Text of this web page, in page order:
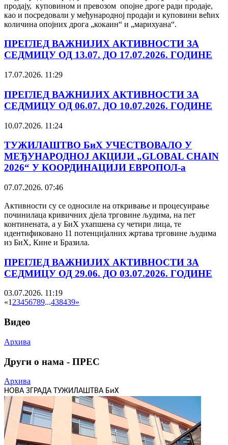
продају, куповином и превозом опојне дроге ради продаје,
као и посредовали у међународној продаји и куповини већих
количина опојних дрога „кокаин“ и „марихуана“.
ПРЕГЛЕД ВАЖНИЈИХ АКТИВНОСТИ ЗА
СЕДМИЦУ ОД 13.07. ДО 17.07.2026. ГОДИНЕ
17.07.2026. 11:29
ПРЕГЛЕД ВАЖНИЈИХ АКТИВНОСТИ ЗА
СЕДМИЦУ ОД 06.07. ДО 10.07.2026. ГОДИНЕ
10.07.2026. 11:24
ТУЖИЛАШТВО БиХ УЧЕСТВОВАЛО У
МЕЂУНАРОДНОЈ АКЦИЈИ „GLOBAL CHAIN
2026“ У КООРДИНАЦИЈИ ЕВРОПОЛ-а
07.07.2026. 07:46
Активности су се односиле на откривање и процесуирање
починилаца кривичних дјела трговине људима, на пет
континената, а у БиХ ухапшена су четири лица, те
идентификовано 11 потенцијалних жртава трговине људима
из БиХ, Кине и Бразила.
ПРЕГЛЕД ВАЖНИЈИХ АКТИВНОСТИ ЗА
СЕДМИЦУ ОД 29.06. ДО 03.07.2026. ГОДИНЕ
03.07.2026. 11:19
«123456789...438439»
Видео
Архива
Други о нама - ПРЕС
Архива
НОВА ЗГРАДА ТУЖИЛАШТВА БиХ